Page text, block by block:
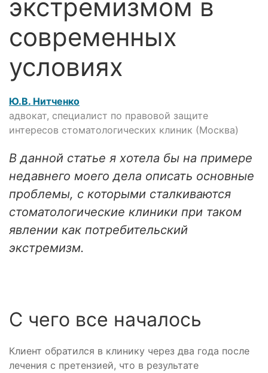
экстремизмом в
современных
условиях
Ю.В. Нитченко
адвокат, специалист по правовой защите
интересов стоматологических клиник (Москва)
В данной статье я хотела бы на примере
недавнего моего дела описать основные
проблемы, с которыми сталкиваются
стоматологические клиники при таком
явлении как потребительский
экстремизм.
С чего все началось
Клиент обратился в клинику через два года после
лечения с претензией, что в результате